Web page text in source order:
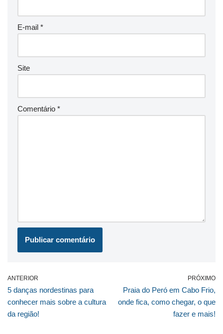
E-mail *
Site
Comentário *
ANTERIOR
5 danças nordestinas para
conhecer mais sobre a cultura
da região!
PRÓXIMO
Praia do Peró em Cabo Frio,
onde fica, como chegar, o que
fazer e mais!